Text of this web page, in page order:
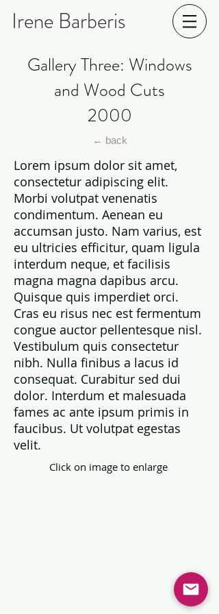
Irene Barberis
Gallery Three: Windows
and Wood Cuts
2000
← back
Lorem ipsum dolor sit amet,
consectetur adipiscing elit.
Morbi volutpat venenatis
condimentum. Aenean eu
accumsan justo. Nam varius, est
eu ultricies efficitur, quam ligula
interdum neque, et facilisis
magna magna dapibus arcu.
Quisque quis imperdiet orci.
Cras eu risus nec est fermentum
congue auctor pellentesque nisl.
Vestibulum quis consectetur
nibh. Nulla finibus a lacus id
consequat. Curabitur sed dui
dolor. Interdum et malesuada
fames ac ante ipsum primis in
faucibus. Ut volutpat egestas
velit.
Click on image to enlarge